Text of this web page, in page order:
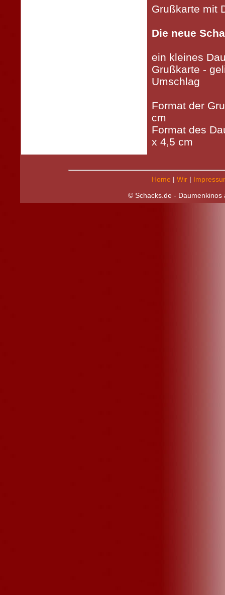
Grußkarte mit
Die neue
ein kleines
Grußkarte -
Umschlag
Format der
cm
Format des
x 4,5 cm
Home | Wir|
© Schacks.de - Daumenkinos